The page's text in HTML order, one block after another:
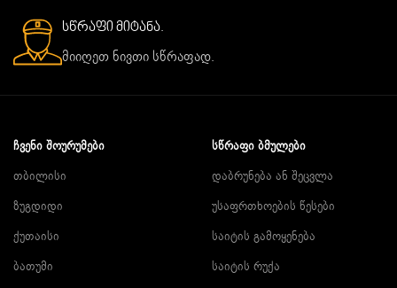
სწრაფი მიტანა.
მიიღეთ ნივთი სწრაფად.
ᲩᲕᲔᲜᲘ ᲨᲝᲣᲠᲣᲛᲔᲑᲘ
თბილისი
ზუგდიდი
ქუთაისი
ბათუმი
ᲡᲬᲠᲐᲤᲘ ᲑᲛᲣᲚᲔᲑᲘ
დაბრუნება ან შეცვლა
უსაფრთხოების წესები
საიტის გამოყენება
საიტის რუქა